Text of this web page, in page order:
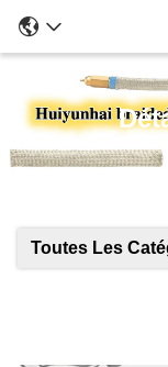
Toutes Les